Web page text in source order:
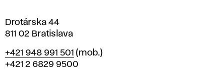
Drotárska 44
811 02 Bratislava
Telefón
+421 948 991 501 (mob.)
+421 2 6829 9500